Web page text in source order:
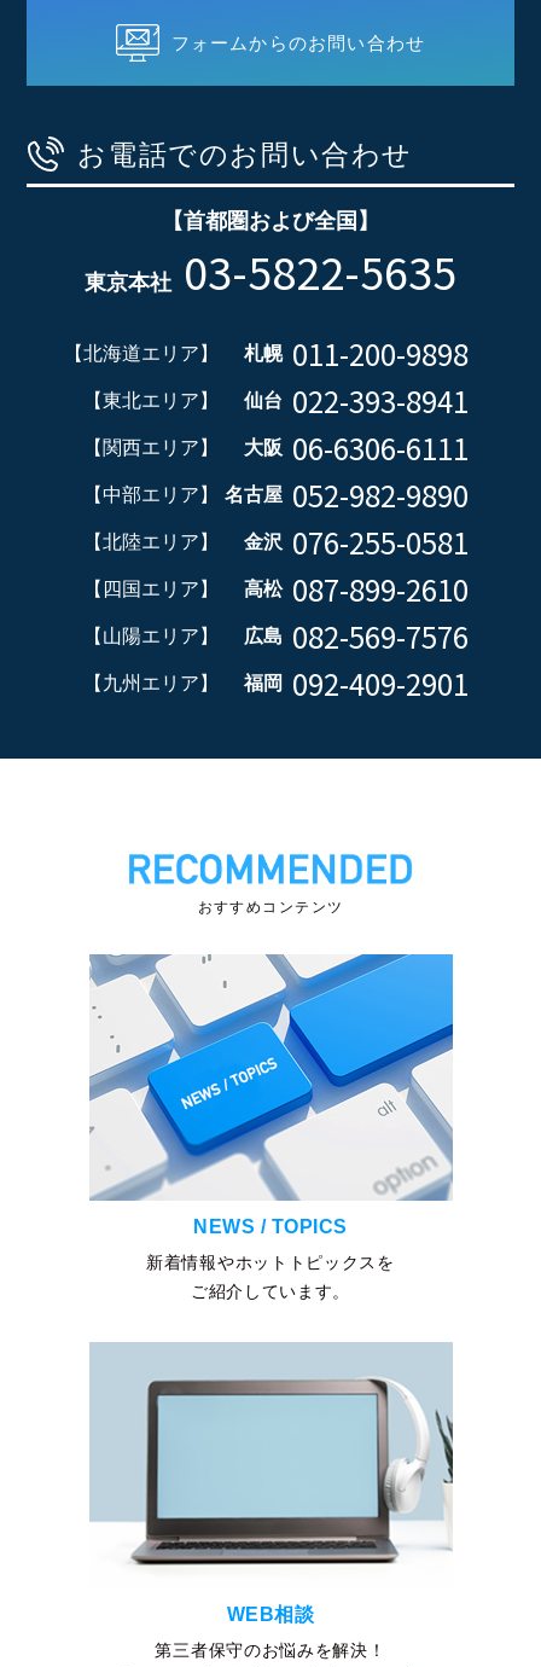
フォームからのお問い合わせ
お電話でのお問い合わせ
【首都圏および全国】
東京本社 03-5822-5635
【北海道エリア】 札幌 011-200-9898
【東北エリア】 仙台 022-393-8941
【関西エリア】 大阪 06-6306-6111
【中部エリア】 名古屋 052-982-9890
【北陸エリア】 金沢 076-255-0581
【四国エリア】 高松 087-899-2610
【山陽エリア】 広島 082-569-7576
【九州エリア】 福岡 092-409-2901
おすすめコンテンツ
NEWS / TOPICS
新着情報やホットトピックスを
ご紹介しています。
WEB相談
第三者保守のお悩みを解決！